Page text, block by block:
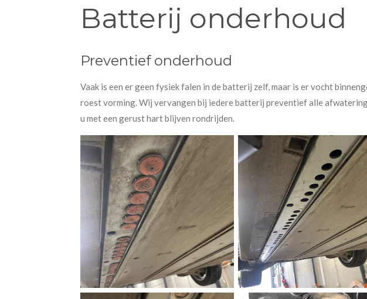
Batterij onderhoud
Preventief onderhoud
Vaak is een er geen fysiek falen in de batterij zelf, maar is er vocht
roest vorming. Wij vervangen bij iedere batterij preventief alle
u met een gerust hart blijven rondrijden.